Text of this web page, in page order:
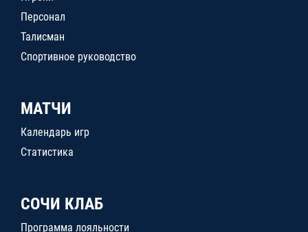
Персонал
Талисман
Спортивное руководство
МАТЧИ
Календарь игр
Статистика
СОЧИ КЛАБ
Программа лояльности